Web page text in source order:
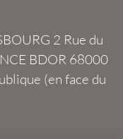
2 Rue du
BDOR 68000
(en face du